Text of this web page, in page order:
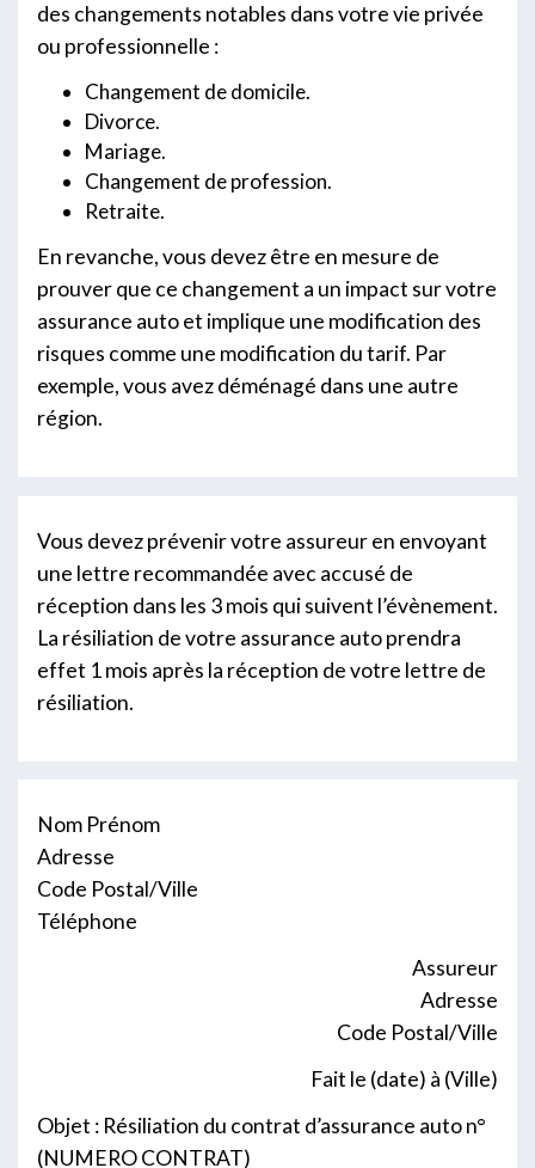
des changements notables dans votre vie privée
ou professionnelle :
Changement de domicile.
Divorce.
Mariage.
Changement de profession.
Retraite.
En revanche, vous devez être en mesure de
prouver que ce changement a un impact sur votre
assurance auto et implique une modification des
risques comme une modification du tarif. Par
exemple, vous avez déménagé dans une autre
région.
Vous devez prévenir votre assureur en envoyant
une lettre recommandée avec accusé de
réception dans les 3 mois qui suivent l’évènement.
La résiliation de votre assurance auto prendra
effet 1 mois après la réception de votre lettre de
résiliation.
Nom Prénom
Adresse
Code Postal/Ville
Téléphone
Assureur
Adresse
Code Postal/Ville
Fait le (date) à (Ville)
Objet : Résiliation du contrat d’assurance auto n°
(NUMERO CONTRAT)